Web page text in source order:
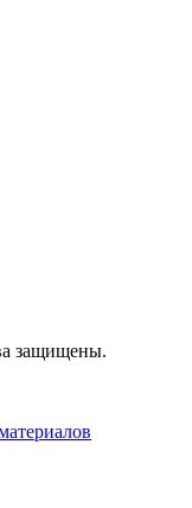
защищены.